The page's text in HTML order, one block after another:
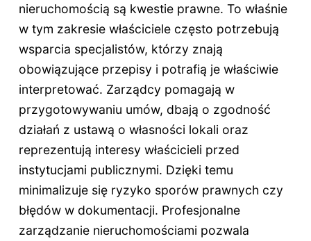
nieruchomością są kwestie prawne. To właśnie
w tym zakresie właściciele często potrzebują
wsparcia specjalistów, którzy znają
obowiązujące przepisy i potrafią je właściwie
interpretować. Zarządcy pomagają w
przygotowywaniu umów, dbają o zgodność
działań z ustawą o własności lokali oraz
reprezentują interesy właścicieli przed
instytucjami publicznymi. Dzięki temu
minimalizuje się ryzyko sporów prawnych czy
błędów w dokumentacji. Profesjonalne
zarządzanie nieruchomościami pozwala